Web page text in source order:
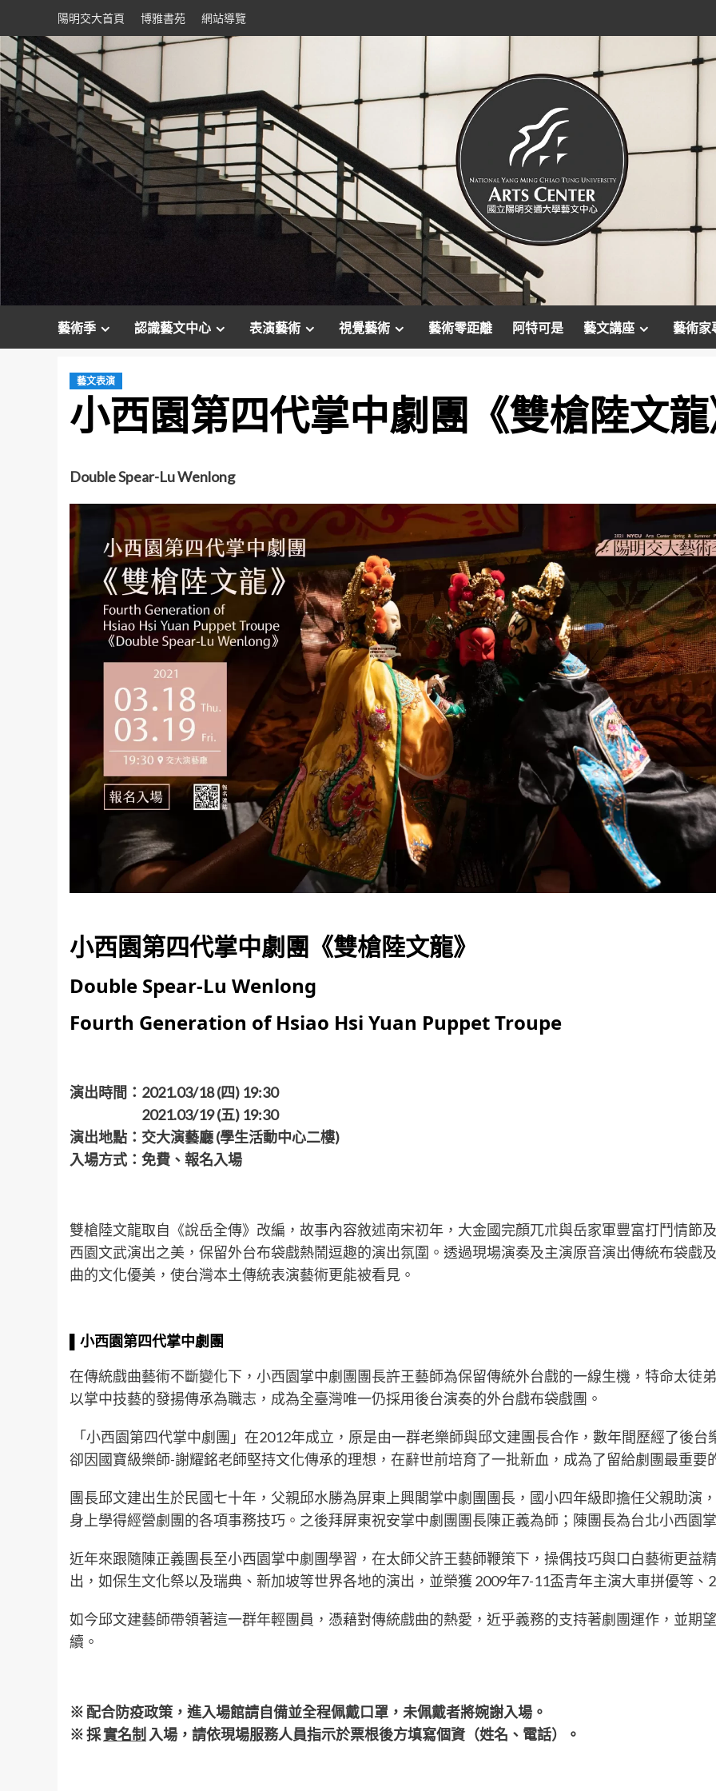
content
陽明交大首頁 博雅書苑 網站導覽
藝術季 認識藝文中心 表演藝術 視覺藝術 藝術零距離 阿特可是 藝文講座 藝術家
藝文表演
小西園第四代掌中劇團《雙槍陸文
Double Spear-Lu Wenlong
小西園第四代掌中劇團《雙槍陸文龍》
Double Spear-Lu Wenlong
Fourth Generation of Hsiao Hsi Yuan Puppet Troupe
演出時間：2021.03/18 (四) 19:30
2021.03/19 (五) 19:30
演出地點：交大演藝廳 (學生活動中心二樓)
入場方式：免費、報名入場
雙槍陸文龍取自《說岳全傳》改編，故事內容敘述南宋初年，大金國完顏兀朮與岳家軍豐富打鬥情節
西園文武演出之美，保留外台布袋戲熱鬧逗趣的演出氛圍。透過現場演奏及主演原音演出傳統布袋戲
曲的文化優美，使台灣本土傳統表演藝術更能被看見。
小西園第四代掌中劇團
在傳統戲曲藝術不斷變化下，小西園掌中劇團團長許王藝師為保留傳統外台戲的一線生機，特命太徒
以掌中技藝的發揚傳承為職志，成為全臺灣唯一仍採用後台演奏的外台戲布袋戲團。
「小西園第四代掌中劇團」在2012年成立，原是由一群老樂師與邱文建團長合作，數年間歷經了後
卻因國寶級樂師-謝耀銘老師堅持文化傳承的理想，在辭世前培育了一批新血，成為了留給劇團最重要
團長邱文建出生於民國七十年，父親邱水勝為屏東上興閣掌中劇團團長，國小四年級即擔任父親助演
身上學得經營劇團的各項事務技巧。之後拜屏東祝安掌中劇團團長陳正義為師；陳團長為台北小西園
近年來跟隨陳正義團長至小西園掌中劇團學習，在太師父許王藝師鞭策下，操偶技巧與口白藝術更益
出，如保生文化祭以及瑞典、新加坡等世界各地的演出，並榮獲 2009年7-11盃青年主演大車拼優等
如今邱文建藝師帶領著這一群年輕團員，憑藉對傳統戲曲的熱愛，近乎義務的支持著劇團運作，並期
續。
※配合防疫政策，進入場館請自備並全程佩戴口罩，未佩戴者將婉謝入場。
※採實名制 入場，請依現場服務人員指示於票根後方填寫個資（姓名、電話）。